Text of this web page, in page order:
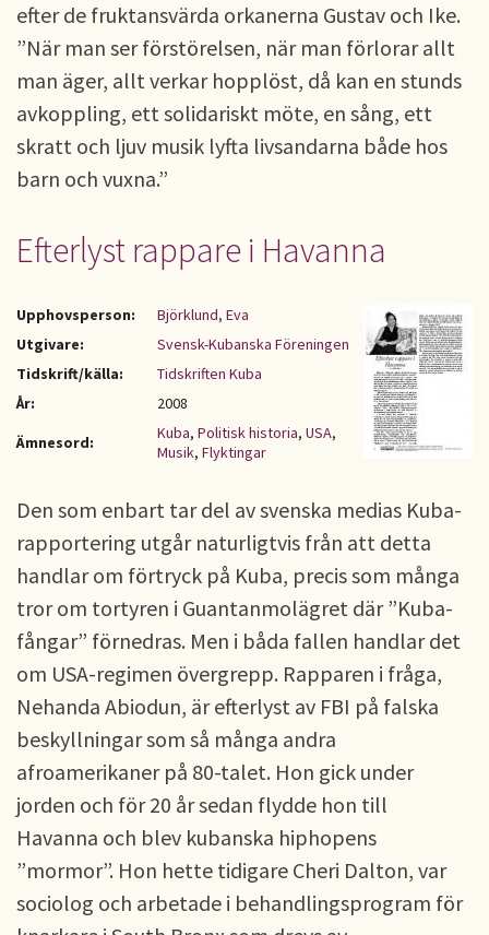
efter de fruktansvärda orkanerna Gustav och Ike.
”När man ser förstörelsen, när man förlorar allt
man äger, allt verkar hopplöst, då kan en stunds
avkoppling, ett solidariskt möte, en sång, ett
skratt och ljuv musik lyfta livsandarna både hos
barn och vuxna.”
Efterlyst rappare i Havanna
Upphovsperson:
Björklund, Eva
Utgivare:
Svensk-Kubanska Föreningen
Tidskrift/källa:
Tidskriften Kuba
År:
2008
Ämnesord:
Kuba, Politisk historia, USA,
Musik, Flyktingar
Den som enbart tar del av svenska medias Kuba-
rapportering utgår naturligtvis från att detta
handlar om förtryck på Kuba, precis som många
tror om tortyren i Guantanmolägret där ”Kuba-
fångar” förnedras. Men i båda fallen handlar det
om USA-regimen övergrepp. Rapparen i fråga,
Nehanda Abiodun, är efterlyst av FBI på falska
beskyllningar som så många andra
afroamerikaner på 80-talet. Hon gick under
jorden och för 20 år sedan flydde hon till
Havanna och blev kubanska hiphopens
”mormor”. Hon hette tidigare Cheri Dalton, var
sociolog och arbetade i behandlingsprogram för